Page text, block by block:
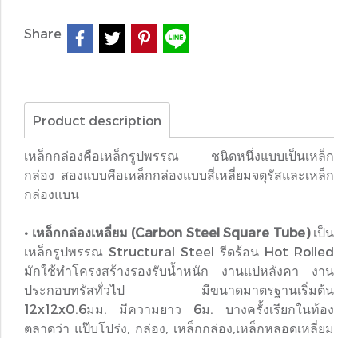
Share
Product description
เหล็กกล่องคือเหล็กรูปพรรณ ชนิดหนึ่งแบบเป็นเหล็ก
กล่อง สองแบบคือเหล็กกล่องแบบสี่เหลี่ยมจตุรัสและเหล็ก
กล่องแบน
• เหล็กกล่องเหลี่ยม (Carbon Steel Square Tube)เป็น
เหล็กรูปพรรณ Structural Steel รีดร้อน Hot Rolled
มักใช้ทำโครงสร้างรองรับน้ำหนัก งานแปหลังคา งาน
ประกอบทรัสทั่วไป มีขนาดมาตรฐานเริ่มต้น
12x12x0.6มม. มีความยาว 6ม. บางครั้งเรียกในท้อง
ตลาดว่า แป๊บโปร่ง, กล่อง, เหล็กกล่อง,เหล็กหลอดเหลี่ยม